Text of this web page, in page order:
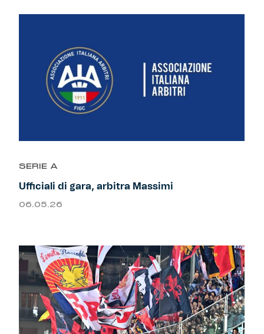
SERIE A
Ufficiali di gara, arbitra Massimi
06.05.26